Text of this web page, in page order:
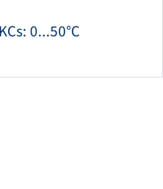
0...50°C